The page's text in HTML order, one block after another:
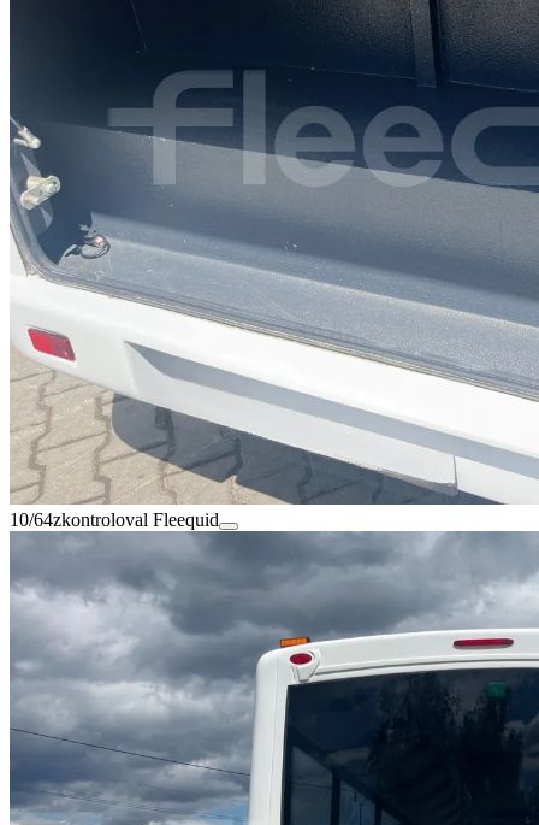
10/64zkontroloval Fleequid